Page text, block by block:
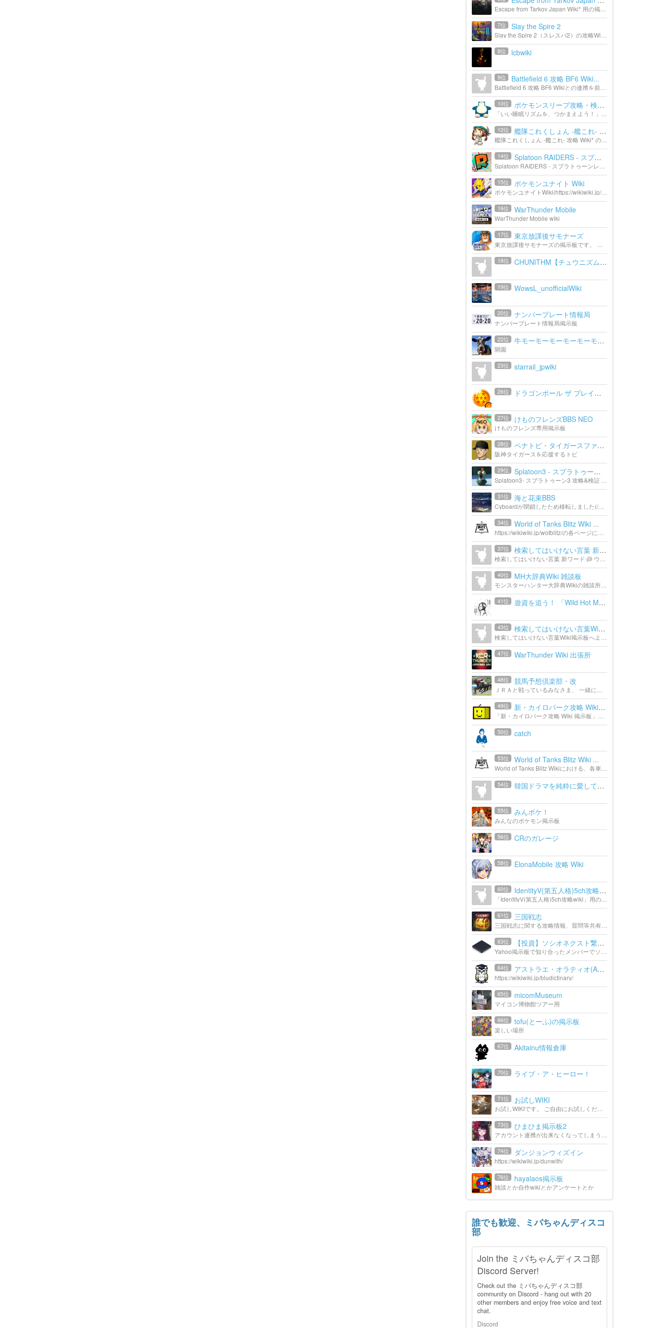
7位 Slay the Spire 2
8位 lcbwiki
9位 Battlefield 6 攻略 BF6 Wiki...
10位 ポケモンスリープ攻略・検証Wiki
12位 艦隊これくしょん -艦これ- ...
14位 Splatoon RAIDERS - スプラト...
15位 ポケモンユナイト Wiki
ポケモンユナイトWiki(https://wikiwiki.jp/poke-unite/)のzawazawaコメントです。 情報提供や質問、雑談等にご利用ください。 ※ご利用にあたって、zawazawa利用規約の内容にも則するものとするので必ずご覧く...
16位 WarThunder Mobile
WarThunder Mobile wiki
17位 東京放課後サモナーズ
18位 CHUNITHM【チュウニズム】攻...
19位 WowsL_unofficialWiki
20位 ナンバープレート情報局
ナンバープレート情報局掲示板
22位 牛モーモーモーモーモーモー...
開園
23位 starrail_jpwiki
26位 ドラゴンボール ザ ブレイカ...
27位 けものフレンズBBS NEO
けものフレンズ専用掲示板
28位 ペナトピ・タイガースファン...
阪神タイガースを応援するトピ
29位 Splatoon3 - スプラトゥーン3...
31位 海と花束BBS
Cyboardが閉鎖したため移転しました(/・ω・)/
34位 World of Tanks Blitz Wiki ...
37位 検索してはいけない言葉 新ワ...
40位 MH大辞典Wiki 雑談板
41位 遊資を追う！ 「Wild Hot Mon...
43位 検索してはいけない言葉Wiki...
47位 WarThunder Wiki 出張所
48位 競馬予想倶楽部・改
49位 新・カイロパーク攻略 Wiki* ...
50位 catch
53位 World of Tanks Blitz Wiki ...
54位 韓国ドラマを純粋に愛している会
55位 みんポケ！
みんなのポケモン掲示板
56位 CRのガレージ
58位 ElonaMobile 攻略 Wiki
60位 IdentityV(第五人格)5ch攻略wiki
61位 三国戦志
63位 【投資】ソシオネクスト繋が...
64位 アストラエ・オラティオ(Astr...
https://wikiwiki.jp/bludictinary/
65位 micomMuseum
マイコン博物館ツアー用
66位 tofu(とーふ)の掲示板
楽しい場所
67位 Akitainu情報倉庫
70位 ライブ・ア・ヒーロー！
71位 お試しWIKI
73位 ひまひま掲示板2
74位 ダンジョンウィズイン
https://wikiwiki.jp/dunwith/
76位 hayalaos掲示板
雑談とか自作wikiとかアンケートとか
誰でも歓迎、ミバちゃんディスコ
部
Join the ミバちゃんディスコ部
Discord Server!
Check out the ミバちゃんディスコ部
community on Discord - hang out with 20
other members and enjoy free voice and text
chat.
Discord